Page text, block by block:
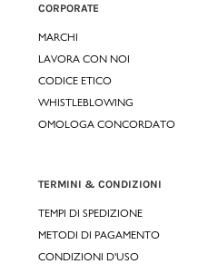
CORPORATE
MARCHI
LAVORA CON NOI
CODICE ETICO
WHISTLEBLOWING
OMOLOGA CONCORDATO
TERMINI & CONDIZIONI
TEMPI DI SPEDIZIONE
METODI DI PAGAMENTO
CONDIZIONI D'USO